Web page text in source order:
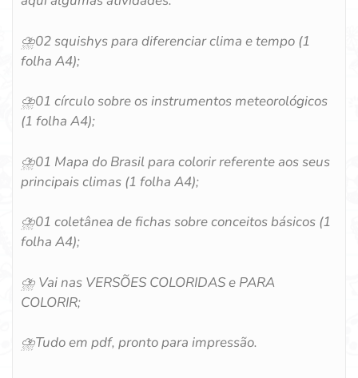
⛈️02 squishys para diferenciar clima e tempo (1
folha A4);
⛈️01 círculo sobre os instrumentos meteorológicos
(1 folha A4);
⛈️01 Mapa do Brasil para colorir referente aos seus
principais climas (1 folha A4);
⛈️01 coletânea de fichas sobre conceitos básicos (1
folha A4);
⛈️ Vai nas VERSÕES COLORIDAS e PARA
COLORIR;
⛈️Tudo em pdf, pronto para impressão.